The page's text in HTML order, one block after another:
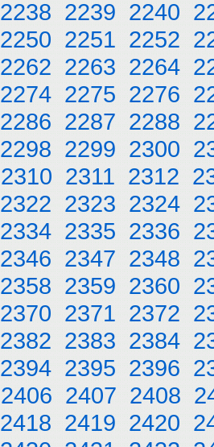
2238 2239 2240
2250 2251 2252
2262 2263 2264
2274 2275 2276
2286 2287 2288
2298 2299 2300
2310 2311 2312
2322 2323 2324
2334 2335 2336
2346 2347 2348
2358 2359 2360
2370 2371 2372
2382 2383 2384
2394 2395 2396
2406 2407 2408
2418 2419 2420